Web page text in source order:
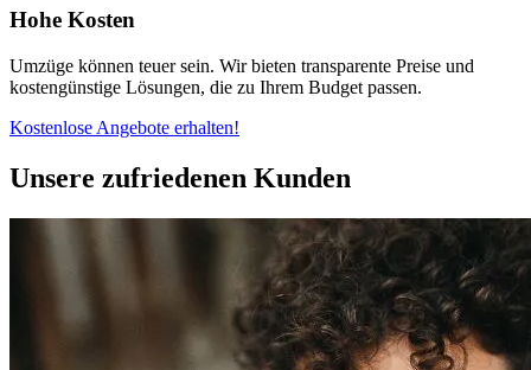
Hohe Kosten
Umzüge können teuer sein. Wir bieten transparente Preise und
kostengünstige Lösungen, die zu Ihrem Budget passen.
Kostenlose Angebote erhalten!
Unsere zufriedenen Kunden